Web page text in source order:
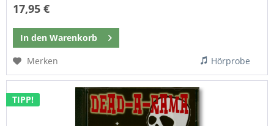
17,95 €
In den Warenkorb
Merken
Hörprobe
TIPP!